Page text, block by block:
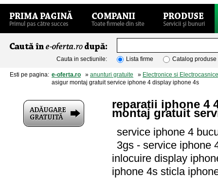
Cauta in sectiunile: Lista firme Catalog produse
Esti pe pagina: e-oferta.ro » anunturi gratuite » Electronice si Electrocasnice
asigur montaj gratuit service iphone 4 display iphone 4s
reparatii iphone 4
montaj gratuit
service iphone 4
3gs - service iphone
inlocuire display
iphone 4s sticla